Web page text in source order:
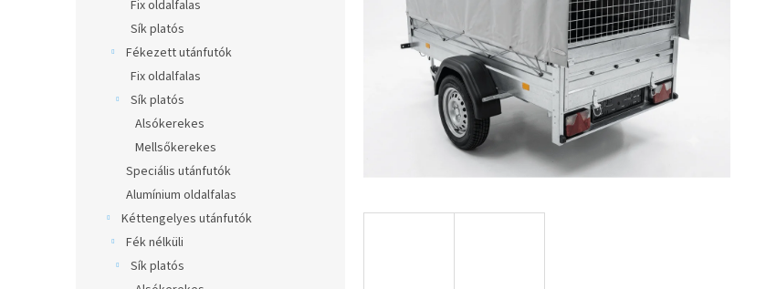
Fix oldalfalas
Sík platós
Fékezett utánfutók
Fix oldalfalas
Sík platós
Alsókerekes
Mellsőkerekes
Speciális utánfutók
Alumínium oldalfalas
Kéttengelyes utánfutók
Fék nélküli
Sík platós